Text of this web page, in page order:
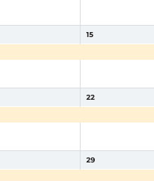
15
22
29